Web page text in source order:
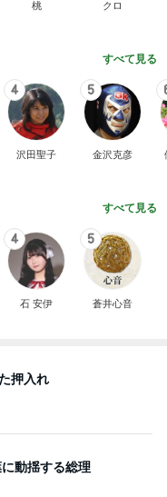
桃 クロ
すべて見る
4
沢田聖子
5
金沢克彦
すべて見る
4
石 安伊
5
蒼井心音
押入れ
動揺する総理